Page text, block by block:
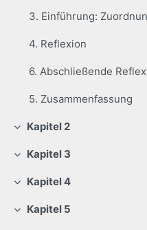
4. Reflexion
6. Abschließende
5. Zusammenfassung
Colapsar
Kapitel 2
Colapsar
Kapitel 3
Colapsar
Kapitel 4
Colapsar
Kapitel 5